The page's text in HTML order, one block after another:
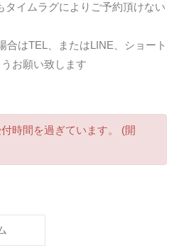
タイムラグによりご予約頂けない
合はTEL、またはLINE、ショート
お願い致します
時間を過ぎています。 (開